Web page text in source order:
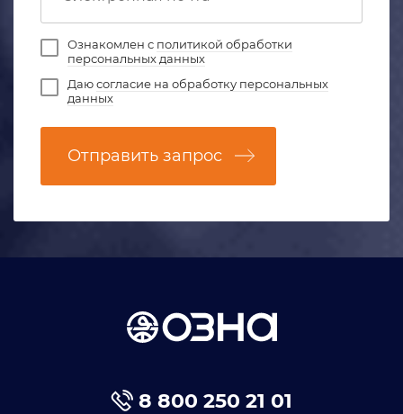
Ознакомлен с политикой обработки
персональных данных
Даюсогласие на обработку персональных
данных
Отправить запрос
8 800 250 21 01